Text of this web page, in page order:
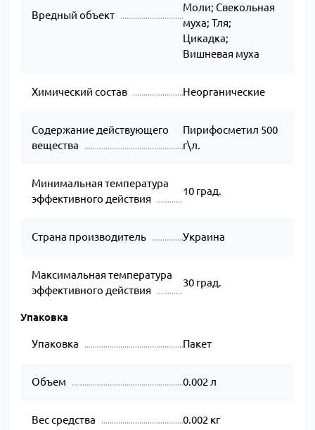
Вредный объект
Моли; Свекольная
муха; Тля;
Цикадка;
Вишневая муха
Химический состав Неорганические
Содержание действующего
вещества
Пирифосметил 500
г\л.
Минимальная температура
эффективного действия
10 град.
Страна производитель Украина
Максимальная температура
эффективного действия
30 град.
Упаковка
Упаковка Пакет
Объем 0.002 л
Вес средства 0.002 кг